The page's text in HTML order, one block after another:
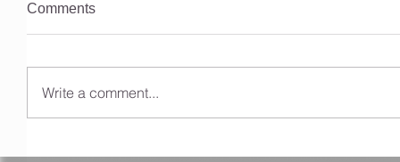
Comments
Write a comment...